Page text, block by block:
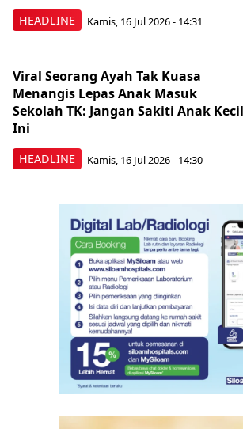
HEADLINE Kamis, 16 Jul 2026 - 14:31
HEADLINE
Viral Seorang Ayah Tak Kuasa
Menangis Lepas Anak Masuk
Sekolah TK: Jangan Sakiti Anak Kecil
Ini
Kamis, 16 Jul 2026 - 14:30